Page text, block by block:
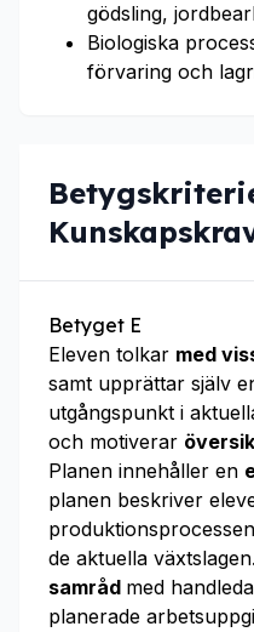
gödsling,
Biologiska
förvaring och
Betyget E
Eleven tolkar med
samt upprättar själv
utgångspunkt i
och motiverar
Planen innehåller en
planen beskriver
de aktuella
samråd med
planerade